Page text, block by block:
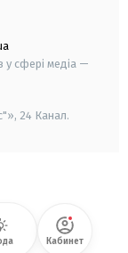
у сфері медіа —
24 Канал.
Кабинет